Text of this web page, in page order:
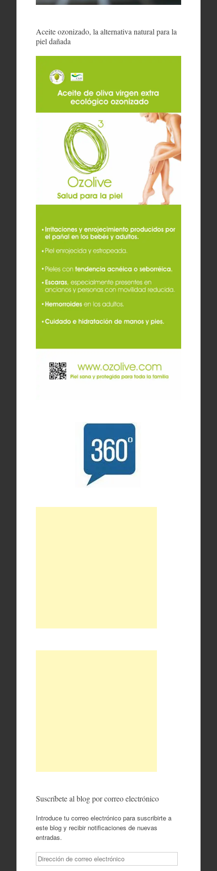
Aceite ozonizado, la alternativa natural para la
piel dañada
Suscríbete al blog por correo electrónico
Introduce tu correo electrónico para suscribirte a
este blog y recibir notificaciones de nuevas
entradas.
Dirección
de